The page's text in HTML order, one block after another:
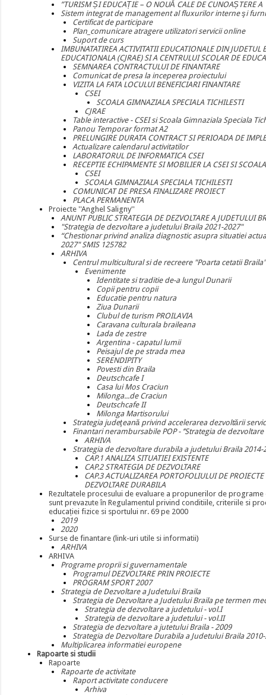
”TURISM ȘI EDUCAȚIE – O NOUĂ CALE DE CUNOAȘTERE A
Sistem integrat de management al fluxurilor interne şi
Certificat de participare
Plan_comunicare atragere utilizatori servicii online
Suport de curs
IMBUNATATIREA ACTIVITATII EDUCATIONALE DIN JUDETUL
EDUCATIONALA (CJRAE) SI A CENTRULUI SCOLAR DE
SEMNAREA CONTRACTULUI DE FINANTARE
Comunicat de presa la inceperea proiectului
VIZITA LA FATA LOCULUI BENEFICIARI FINANTARE
CSEI
SCOALA GIMNAZIALA SPECIALA TICHILESTI
CJRAE
Table interactive - CSEI si Scoala Gimnaziala Speciala
Panou Temporar format A2
PRELUNGIRE DURATA CONTRACT SI PERIOADA DE
Actualizare calendarul activitatilor
LABORATORUL DE INFORMATICA CSEI
RECEPTIE ECHIPAMENTE SI MOBILIER LA CSEI SI
CSEI
SCOALA GIMNAZIALA SPECIALA TICHILESTI
COMUNICAT DE PRESA FINALIZARE PROIECT
PLACA PERMANENTA
Proiecte ''Anghel Saligny''
ANUNT PUBLIC STRATEGIA DE DEZVOLTARE A JUDETULUI
"Strategia de dezvoltare a judetului Braila 2021-2027"
“Chestionar privind analiza diagnostic asupra situatiei
2027" SMIS 125782
ARHIVA
Centrul multicultural si de recreere "Poarta cetatii Braila"
Evenimente
Identitate si traditie de-a lungul Dunarii
Copii pentru copii
Educatie pentru natura
Ziua Dunarii
Clubul de turism PROILAVIA
Caravana culturala braileana
Lada de zestre
Argentina - capatul lumii
Peisajul de pe strada mea
SERENDIPITY
Povesti din Braila
Deutschcafe I
Casa lui Mos Craciun
Milonga...de Craciun
Deutschcafe II
Milonga Martisorului
Strategia judeţeană privind accelerarea dezvoltării
Finantari nerambursabile POP - ’’Strategia de
ARHIVA
Strategia de dezvoltare durabila a judetului Braila 2014-
CAP.1 ANALIZA SITUATIEI EXISTENTE
CAP.2 STRATEGIA DE DEZVOLTARE
CAP.3 ACTUALIZAREA PORTOFOLIULUI DE
DEZVOLTARE DURABILA
Rezultatele procesului de evaluare a propunerilor de
sunt prevazute în Regulamentul privind conditiile, criteriile si
educației fizice si sportului nr. 69 pe 2000
2019
2020
Surse de finantare (link-uri utile si informatii)
ARHIVA
ARHIVA
Programe proprii si guvernamentale
Programul DEZVOLTARE PRIN PROIECTE
PROGRAM SPORT 2007
Strategia de Dezvoltare a Judetului Braila
Strategia de Dezvoltare a Judetului Braila pe termen
Strategia de dezvoltare a judetului - vol.I
Strategia de dezvoltare a judetului - vol.II
Strategia de dezvoltare a jutetului Braila - 2009
Strategia de Dezvoltare Durabila a Judetului Braila
Multiplicarea informatiei europene
Rapoarte si studii
Rapoarte
Rapoarte de activitate
Raport activitate conducere
Arhiva